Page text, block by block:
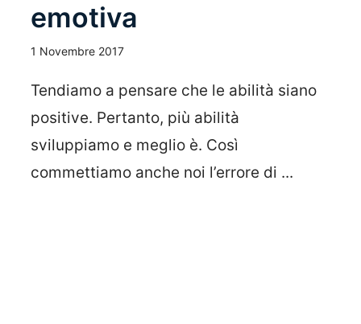
emotiva
1 Novembre 2017
Tendiamo a pensare che le abilità siano
positive. Pertanto, più abilità
sviluppiamo e meglio è. Così
commettiamo anche noi l’errore di ...